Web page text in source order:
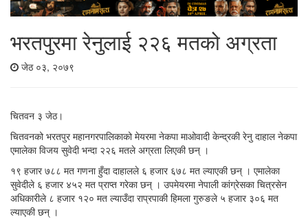
भरतपुरमा रेनुलाई २२६ मतको अग्रता
जेठ ०३, २०७९
चितवन ३ जेठ।
चितवनको भरतपुर महानगरपालिकाको मेयरमा नेकपा माओवादी केन्द्रकी रेनु दाहाल नेकपा
एमालेका विजय सुवेदी भन्दा २२६ मतले अग्रता लिएकी छन् ।
१९ हजार ७८८ मत गणना हुँदा दाहालले ६ हजार ६७८ मत ल्याएकी छन् । एमालेका
सुवेदीले ६ हजार ४५२ मत प्राप्त गरेका छन् । उपमेयरमा नेपाली कांग्रेसका चित्रसेन
अधिकारीले ८ हजार १२० मत ल्याउँदा राप्रपाकी हिमला गुरुङले ५ हजार ३०६ मत
ल्याएकी छन् ।